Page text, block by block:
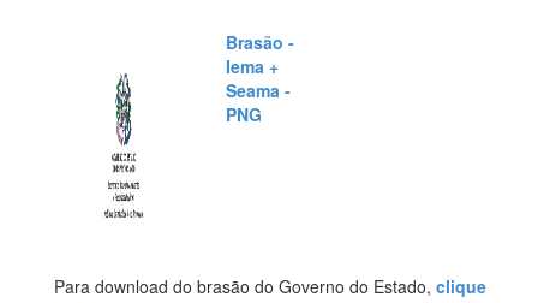
Brasão -
Iema +
Seama -
PNG
Para download do brasão do Governo do Estado, clique